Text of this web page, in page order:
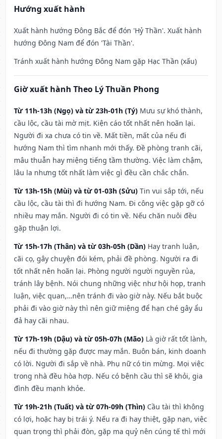
Hướng xuất hành
Xuất hành hướng Đông Bắc để đón 'Hỷ Thần'. Xuất hành
hướng Đông Nam để đón 'Tài Thần'.
Tránh xuất hành hướng Đông Nam gặp Hạc Thần (xấu)
Giờ xuất hành Theo Lý Thuần Phong
Từ 11h-13h (Ngọ) và từ 23h-01h (Tý) Mưu sự khó thành,
cầu lộc, cầu tài mờ mịt. Kiện cáo tốt nhất nên hoãn lại.
Người đi xa chưa có tin về. Mất tiền, mất của nếu đi
hướng Nam thì tìm nhanh mới thấy. Đề phòng tranh cãi,
mâu thuẫn hay miệng tiếng tầm thường. Việc làm chậm,
lâu la nhưng tốt nhất làm việc gì đều cần chắc chắn.
Từ 13h-15h (Mùi) và từ 01-03h (Sửu) Tin vui sắp tới, nếu
cầu lộc, cầu tài thì đi hướng Nam. Đi công việc gặp gỡ có
nhiều may mắn. Người đi có tin về. Nếu chăn nuôi đều
gặp thuận lợi.
Từ 15h-17h (Thân) và từ 03h-05h (Dần) Hay tranh luận,
cãi cọ, gây chuyện đói kém, phải đề phòng. Người ra đi
tốt nhất nên hoãn lại. Phòng người người nguyền rủa,
tránh lây bệnh. Nói chung những việc như hội họp, tranh
luận, việc quan,…nên tránh đi vào giờ này. Nếu bắt buộc
phải đi vào giờ này thì nên giữ miệng để hạn ché gây ẩu
đả hay cãi nhau.
Từ 17h-19h (Dậu) và từ 05h-07h (Mão) Là giờ rất tốt lành,
nếu đi thường gặp được may mắn. Buôn bán, kinh doanh
có lời. Người đi sắp về nhà. Phụ nữ có tin mừng. Mọi việc
trong nhà đều hòa hợp. Nếu có bệnh cầu thì sẽ khỏi, gia
đình đều mạnh khỏe.
Từ 19h-21h (Tuất) và từ 07h-09h (Thìn) Cầu tài thì không
có lợi, hoặc hay bị trái ý. Nếu ra đi hay thiệt, gặp nạn, việc
quan trọng thì phải đòn, gặp ma quỷ nên cúng tế thì mới